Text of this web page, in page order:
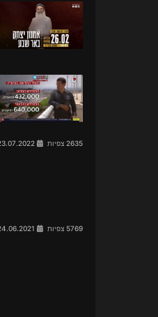
2635 צפיות
5769 צפיות